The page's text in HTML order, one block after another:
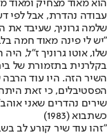
הוא מאוד מצחיק ומאוד
עבודה נהדרת, אבל לפי
שלמה גרוניך, שעיבד את
"יש לי פינה מאוד חמה
שלו, אוטו גרוניך ז"ל,
בקלרנית בתזמורת של
השיר הזה. היו עוד
הפסטיבלים, כי זאת
שירים נהדרים שאני
כשתבוא (1983)
"זהו עוד שיר קורע לב